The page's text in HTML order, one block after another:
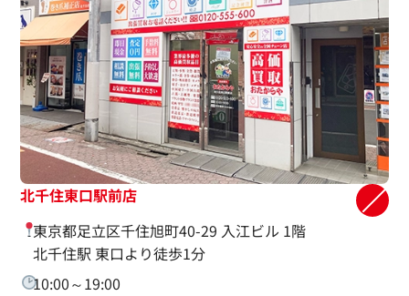
北千住東口駅前店
東京都足立区千住旭町40-29 入江ビル 1階
北千住駅 東口より徒歩1分
10:00～19:00